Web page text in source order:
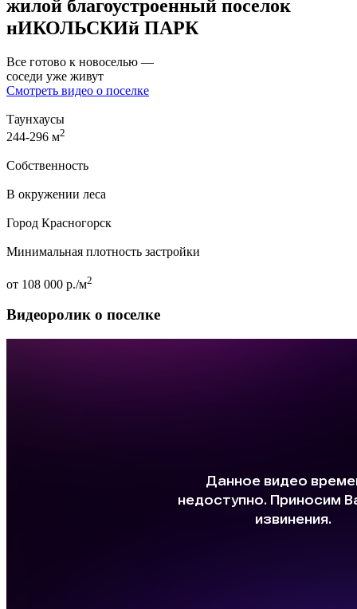
жилой благоустроенный поселок
нИКОЛЬСКИй ПАРК
Все готово к новоселью —
соседи уже живут
Смотреть видео о поселке
Таунхаусы
244-296 м2
Собственность
В окружении леса
Город Красногорск
Минимальная плотность застройки
от 108 000 р./м2
Видеоролик о поселке